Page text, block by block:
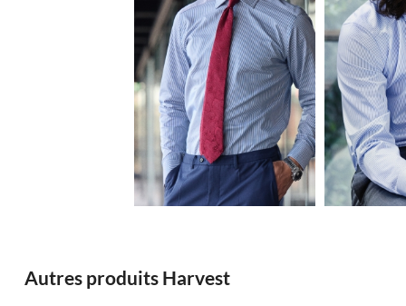
28.29€
Autres produits Harvest